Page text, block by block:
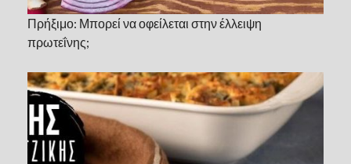
Πρήξιμο: Μπορεί να οφείλεται στην έλλειψη
πρωτεΐνης;